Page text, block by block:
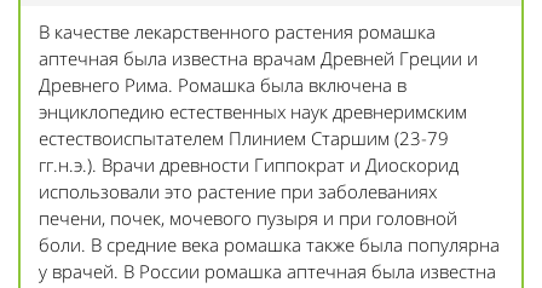
В качестве лекарственного растения ромашка
аптечная была известна врачам Древней Греции и
Древнего Рима. Ромашка была включена в
энциклопедию естественных наук древнеримским
естествоиспытателем Плинием Старшим (23-79
гг.н.э.). Врачи древности Гиппократ и Диоскорид
использовали это растение при заболеваниях
печени, почек, мочевого пузыря и при головной
боли. В средние века ромашка также была популярна
у врачей. В России ромашка аптечная была известна